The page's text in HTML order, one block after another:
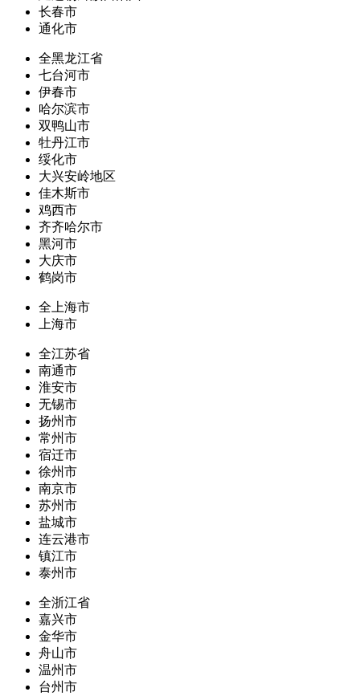
长春市
通化市
全黑龙江省
七台河市
伊春市
哈尔滨市
双鸭山市
牡丹江市
绥化市
大兴安岭地区
佳木斯市
鸡西市
齐齐哈尔市
黑河市
大庆市
鹤岗市
全上海市
上海市
全江苏省
南通市
淮安市
无锡市
扬州市
常州市
宿迁市
徐州市
南京市
苏州市
盐城市
连云港市
镇江市
泰州市
全浙江省
嘉兴市
金华市
舟山市
温州市
台州市